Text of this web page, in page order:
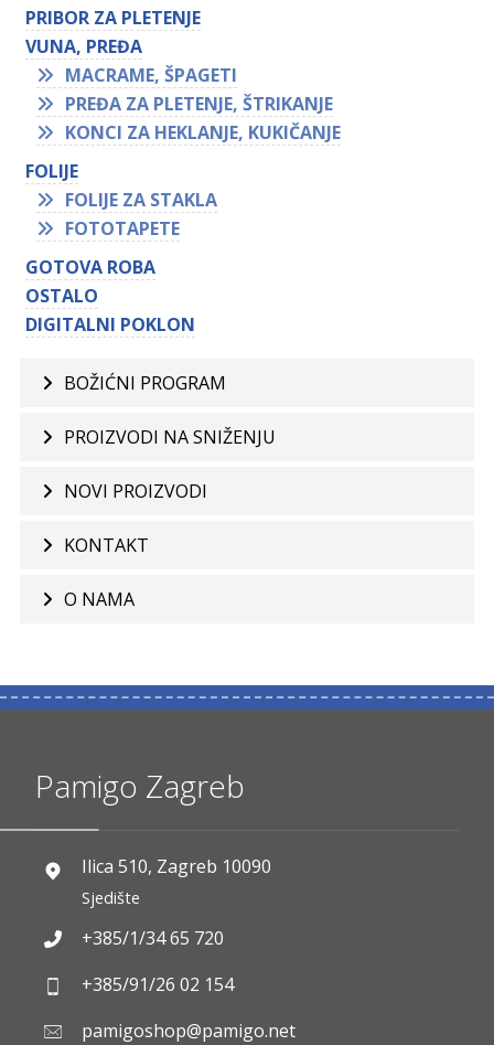
PRIBOR ZA PLETENJE
VUNA, PREĐA
MACRAME, ŠPAGETI
PREĐA ZA PLETENJE, ŠTRIKANJE
KONCI ZA HEKLANJE, KUKIČANJE
FOLIJE
FOLIJE ZA STAKLA
FOTOTAPETE
GOTOVA ROBA
OSTALO
DIGITALNI POKLON
BOŽIĆNI PROGRAM
PROIZVODI NA SNIŽENJU
NOVI PROIZVODI
KONTAKT
O NAMA
Pamigo Zagreb
Ilica 510, Zagreb 10090
Sjedište
+385/1/34 65 720
+385/91/26 02 154
pamigoshop@pamigo.net